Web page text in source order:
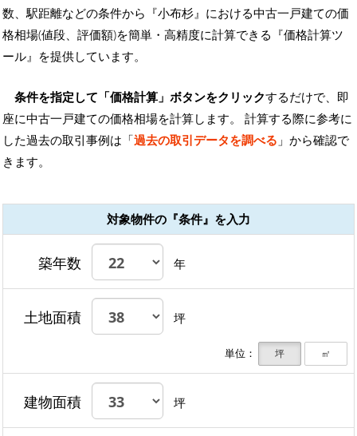
数、駅距離などの条件から『小布杉』における中古一戸建ての価
格相場(値段、評価額)を簡単・高精度に計算できる『価格計算ツ
ール』を提供しています。
条件を指定して「価格計算」ボタンをクリックするだけで、即
座に中古一戸建ての価格相場を計算します。 計算する際に参考に
した過去の取引事例は「過去の取引データを調べる 」から確認で
きます。
対象物件の『条件』を入力
築年数 年
土地面積 坪
単位： 坪 ㎡
建物面積 坪